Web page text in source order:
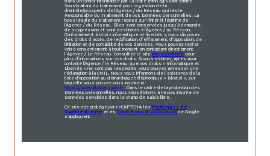
Sous-traitant du traitement pour la gestion de la
clientèle/prospects de l'Agence / du Réseau qui reste
Responsable du Traitement de vos Données personnelles. La
base légale du traitement repose sur l'intérêt légitime de
l'Agence / du Réseau. Elles sont conservées jusqu'à demande
de suppression et sont destinées à l'Agence / au Réseau.
Conformément à la loi « informatique et libertés », vous disposez
des droits d’accès, de rectification, d’effacement, d’opposition, de
limitation et de portabilité de vos données. Vous pouvez retirer
votre consentement à tout moment en contactant directement
l’Agence / Le Réseau. Consultez le sitehttps://cnil.fr/fr pour
plus d’informations sur vos droits. Si vous estimez, après avoir
contacté l'Agence / le Réseau, que vos droits « Informatique et
Libertés » ne sont pas respectés, vous pouvez adresser une
réclamation à la CNIL. Nous vous informons de l’existence de la
liste d'opposition au démarchage téléphonique « Bloctel », sur
laquelle vous pouvez vous inscrire ici :
https://www.bloctel.gouv.fr . Dans le cadre de la protection des
Données personnelles, nous vous invitons à ne pas inscrire de
Données sensibles dans le champ de saisie libre.
Ce site est protégé par reCAPTCHA, lesPolitiques de
Confidentialité et es Conditions d'utilisation de Google
s'appliquent.